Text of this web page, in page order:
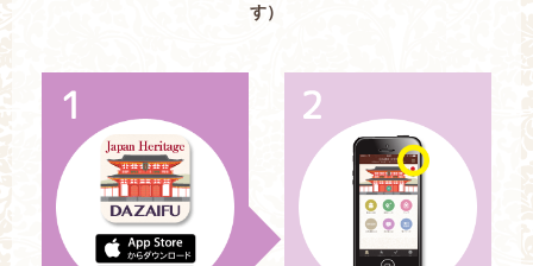
す）